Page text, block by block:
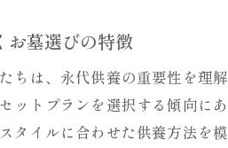
供
歴
古
お墓選びの特徴
ちは、永代供養の重要性を理
ットプランを選択する傾向に
タイルに合わせた供養方法を